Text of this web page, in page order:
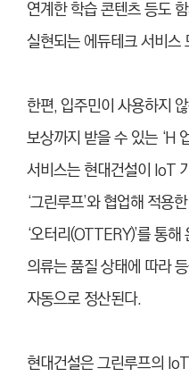
연계한 학습 콘텐츠 등도
실현되는 에듀테크 서비스
한편, 입주민이 사용하지
보상까지 받을 수 있는 ‘H
서비스는 현대건설이 IoT
‘그린루프’와 협업해 적용
‘오터리(OTTERY)’를 통
의류는 품질 상태에 따라
자동으로 정산된다.
현대건설은 그린루프의